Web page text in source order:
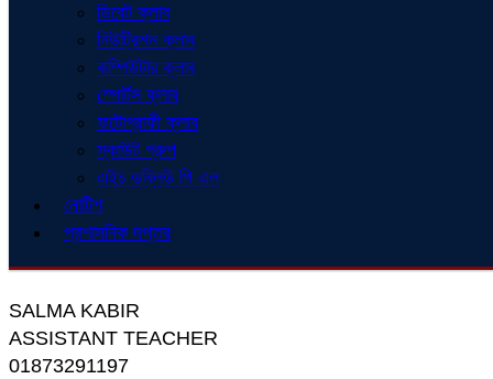
ডিবেট ক্লাব
নিউট্রিশন ক্লাব
কম্পিউটার ক্লাব
স্পোর্টস ক্লাব
ফটোগ্রাফী ক্লাব
স্কাউট গ্রুপ
এইচ ডব্লিউ পি এল
নোটিশ
প্রশাসনিক দপ্তর
SALMA KABIR
ASSISTANT TEACHER
01873291197